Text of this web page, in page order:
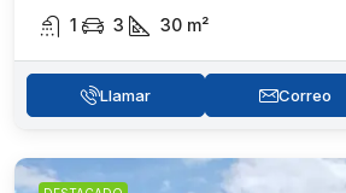
1 3 30 m²
Llamar Correo